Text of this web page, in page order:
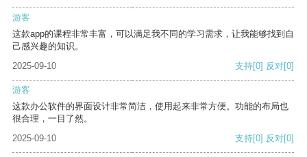
游客
这款app的课程非常丰富，可以满足我不同的学习需求，让我能够找到自
己感兴趣的知识。
2025-09-10
支持[0] 反对[0]
游客
这款办公软件的界面设计非常简洁，使用起来非常方便。功能的布局也
很合理，一目了然。
2025-09-10
支持[0] 反对[0]